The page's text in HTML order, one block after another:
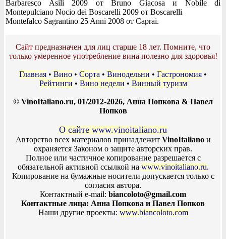
Barbaresco Asili 2009 от Bruno Giacosa и Nobile di
Montepulciano Nocio dei Boscarelli 2009 от Boscarelli
Montefalco Sagrantino 25 Anni 2008 от Caprai.
Сайт предназначен для лиц старше 18 лет. Помните, что
только умеренное употребление вина полезно для здоровья!
Главная • Вино • Сорта • Винодельни • Гастрономия •
Рейтинги • Вино недели • Винный туризм
© VinoItaliano.ru, 01/2012-2026, Анна Попкова & Павел
Попков
О сайте www.vinoitaliano.ru
Авторство всех материалов принадлежит VinoItalianoи
охраняется Законом о защите авторских прав.
Полное или частичное копирование разрешается с
обязательной активной ссылкой на www.vinoitaliano.ru.
Копирование на бумажные носители допускается только с
согласия автора.
Контактный e-mail: biancoloto@gmail.com
Контактные лица: Анна Попкова и Павел Попков
Наши другие проекты: www.biancoloto.com